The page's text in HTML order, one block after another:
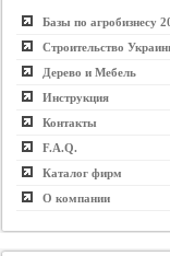
Базы по агробизнесу
Строительство
Дерево и Мебель
Инструкция
Контакты
F.A.Q.
Каталог фирм
О компании